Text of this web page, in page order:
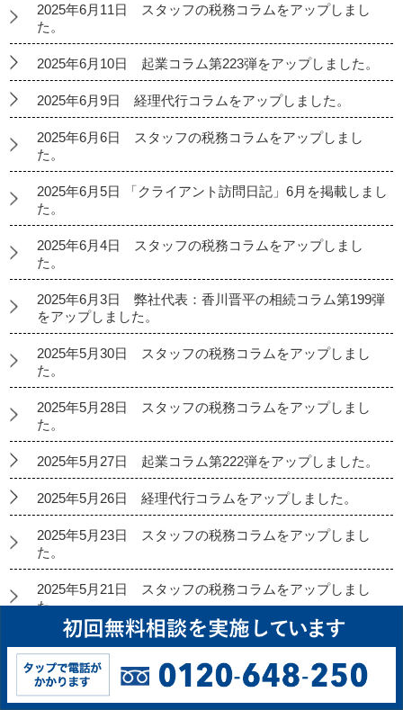
2025年6月11日 スタッフの税務コラムをアップしまし
た。
2025年6月10日 起業コラム第223弾をアップしました。
2025年6月9日 経理代行コラムをアップしました。
2025年6月6日 スタッフの税務コラムをアップしまし
た。
2025年6月5日 「クライアント訪問日記」6月を掲載しまし
た。
2025年6月4日 スタッフの税務コラムをアップしまし
た。
2025年6月3日 弊社代表：香川晋平の相続コラム第199弾
をアップしました。
2025年5月30日 スタッフの税務コラムをアップしまし
た。
2025年5月28日 スタッフの税務コラムをアップしまし
た。
2025年5月27日 起業コラム第222弾をアップしました。
2025年5月26日 経理代行コラムをアップしました。
2025年5月23日 スタッフの税務コラムをアップしまし
た。
2025年5月21日 スタッフの税務コラムをアップしまし
た。
2025年5月20日 弊社代表：香川晋平の相続コラム第198
弾をアップしました。
2025年5月16日 スタッフの税務コラムをアップしまし